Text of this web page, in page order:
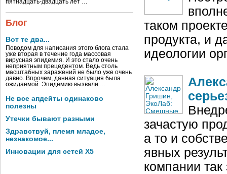
пятнадцать-двадцать лет …
Блог
Вот те два...
Поводом для написания этого блога стала
уже вторая в течение года массовая
вирусная эпидемия. И это стало очень
неприятным прецедентом. Ведь столь
масштабных заражений не было уже очень
давно. Впрочем, данная ситуация была
ожидаемой. Эпидемию вызвали …
Не все апдейты одинаково
полезны
Утечки бывают разными
Здравствуй, племя младое,
незнакомое...
Инновации для сетей X5
таком
продукта, и
идеологии
зачастую
а то и
явных
компании